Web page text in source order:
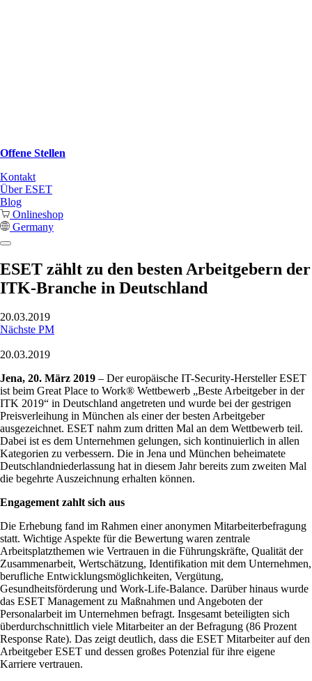
Offene Stellen
Kontakt
Über ESET
Blog
Onlineshop
Germany
ESET zählt zu den besten Arbeitgebern der
ITK-Branche in Deutschland
20.03.2019
Nächste PM
20.03.2019
Jena, 20. März 2019 – Der europäische IT-Security-Hersteller ESET
ist beim Great Place to Work® Wettbewerb „Beste Arbeitgeber in der
ITK 2019“ in Deutschland angetreten und wurde bei der gestrigen
Preisverleihung in München als einer der besten Arbeitgeber
ausgezeichnet. ESET nahm zum dritten Mal an dem Wettbewerb teil.
Dabei ist es dem Unternehmen gelungen, sich kontinuierlich in allen
Kategorien zu verbessern. Die in Jena und München beheimatete
Deutschlandniederlassung hat in diesem Jahr bereits zum zweiten Mal
die begehrte Auszeichnung erhalten können.
Engagement zahlt sich aus
Die Erhebung fand im Rahmen einer anonymen Mitarbeiterbefragung
statt. Wichtige Aspekte für die Bewertung waren zentrale
Arbeitsplatzthemen wie Vertrauen in die Führungskräfte, Qualität der
Zusammenarbeit, Wertschätzung, Identifikation mit dem Unternehmen,
berufliche Entwicklungsmöglichkeiten, Vergütung,
Gesundheitsförderung und Work-Life-Balance. Darüber hinaus wurde
das ESET Management zu Maßnahmen und Angeboten der
Personalarbeit im Unternehmen befragt. Insgesamt beteiligten sich
überdurchschnittlich viele Mitarbeiter an der Befragung (86 Prozent
Response Rate). Das zeigt deutlich, dass die ESET Mitarbeiter auf den
Arbeitgeber ESET und dessen großes Potenzial für ihre eigene
Karriere vertrauen.